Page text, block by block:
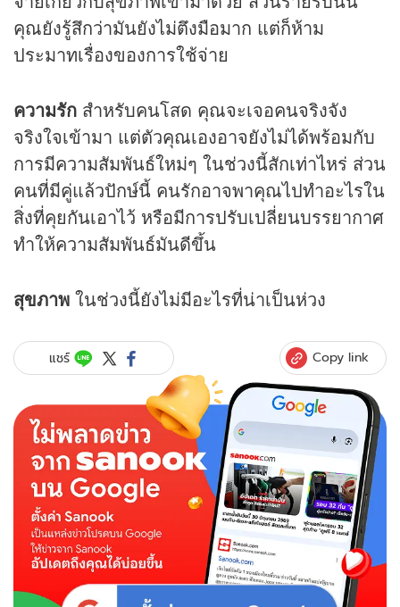
คุณยังรู้สึกว่ามันยังไม่ตึงมือมาก แต่ก็ห้าม
ประมาทเรื่องของการใช้จ่าย
ความรัก สำหรับคนโสด คุณจะเจอคนจริงจัง
จริงใจเข้ามา แต่ตัวคุณเองอาจยังไม่ได้พร้อมกับ
การมีความสัมพันธ์ใหม่ๆ ในช่วงนี้สักเท่าไหร่ ส่วน
คนที่มีคู่แล้วปักษ์นี้ คนรักอาจพาคุณไปทำอะไรใน
สิ่งที่คุยกันเอาไว้ หรือมีการปรับเปลี่ยนบรรยากาศ
ทำให้ความสัมพันธ์มันดีขึ้น
สุขภาพ ในช่วงนี้ยังไม่มีอะไรที่น่าเป็นห่วง
แชร์ Copy link